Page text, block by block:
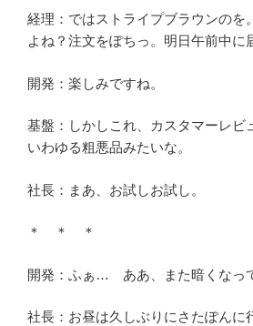
経理：ではストライプブラウンのを
よね？注文をぽちっ。明日午前中に
開発：楽しみですね。
基盤：しかしこれ、カスタマーレビ
いわゆる粗悪品みたいな。
社長：まあ、お試しお試し。
＊ ＊ ＊
開発：ふぁ… ああ、また暗くなっ
社長：お昼は久しぶりにさたぽんに